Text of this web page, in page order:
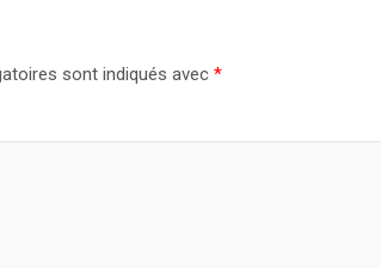
sont indiqués avec *